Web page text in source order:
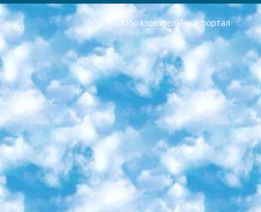
Образовательный портал
РЕСПУБЛИКА УЗБЕКИСТАН МИНИСТРЕРСТВО ДОШКОЛЬНОГО И ШКОЛЬНОГО ОБРАЗОВАНИЯ КОМАНДА в общеобразовательных учреждениях в 2023-2024 учебном году организация и проведение итоговой государственной аттестации обучающихся о Министра дошкольного и школьного образования Республики Узбекистан от 4 марта 2008 года (постановлением Минюста от 20 марта 2008 года № 1778 государственной регистрации) «Итоговое состояние учащихся общего среднего образования на основании положения об утверждении положения об аттестации общего среднего образования выпускной экзамен студентов в образовательных учреждениях в 2023-2024 учебном году В целях организации и прохождения аттестации приказываю: 1. Следующее: перечень предметов, по которым будет проводиться итоговая государственная аттестация и экзамен формы перевода согласно приложению 1; сертификаты международного образца, оценивающие уровень владения иностранными языками перечень согласно приложению 2; 2. Педагогический при специализированных образовательных учреждениях. научно-практический центр квалификации и международной оценки (Д.Давидова) 2024 г. До 25 марта: задания по предметам, по которым будет проводиться итоговая аттестация разработка и утверждение технических условий; итоговая аттестация на основании разработанного предметного задания разработка вопросов по предметам (устно и письменно), экзамен передача; общеобразовательные средние школы и специальные учебные заведения учащиеся выпускных классов школ и интернатов в агентской системе подготовка базы данных экзаменационных материалов и критериев оценки; перевод базы экзаменационных материалов на все языки обучения подать в Республиканский образовательный центр для изготовления; варианты экзаменов на основе разработанных контрольных материалов пусть будут поставлены задачи формирования. 3. Республиканский образовательный центр (Ш.Худайкулов) до 5 апреля 2024 года. до: база данных предоставленных экзаменационных материалов на все языки обучения перевод и экспертиза; для слепых, слабовидящих, глухих, слабослышащих и умственно отсталых детей учащиеся выпускных классов специализированных школ и школ-интернатов база данных экзаменационных материалов на всех преподаваемых языках подготовка критериев оценки; специализированные школы для умственно отсталых детей и технологии для учащихся выпускных классов школ-